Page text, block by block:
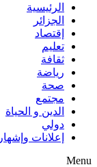
الرئيسية
الجزائر
إقتصاد
تعليم
ثقافة
رياضة
صحة
مجتمع
الدين و الحياة
دولي
إعلانات وإشهار
Menu